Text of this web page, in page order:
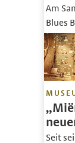
Am
Blues
Seit